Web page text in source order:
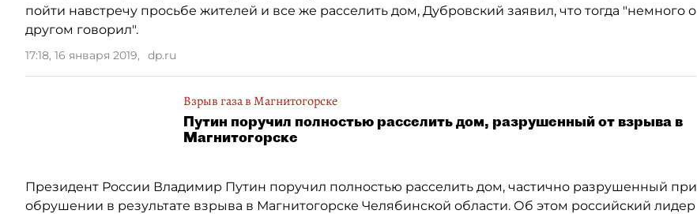
пойти навстречу просьбе жителей и все же расселить дом, Дубровский заявил, что тогда "немного о
другом говорил".
17:18, 16 января 2019, dp.ru
Взрыв газа в Магнитогорске
Путин поручил полностью расселить дом, разрушенный от взрыва в
Магнитогорске
Президент России Владимир Путин поручил полностью расселить дом, частично разрушенный при
обрушении в результате взрыва в Магнитогорске Челябинской области. Об этом российский лидер